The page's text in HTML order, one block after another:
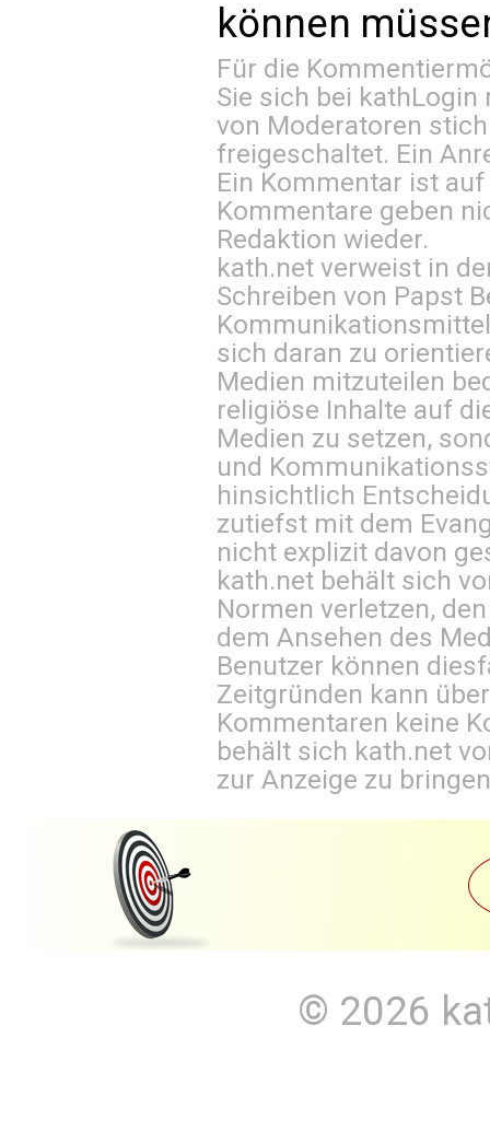
können
Für die
Sie sich bei kathLogin
von Moderatoren
freigeschaltet. Ein
Ein Kommentar ist
Kommentare geben
Redaktion wieder.
kath.net verweist in
Schreiben von Papst
sich daran zu
Medien mitzuteilen
religiöse Inhalte auf
Medien zu setzen,
und
hinsichtlich
zutiefst mit dem
nicht explizit davon
kath.net behält sich
Normen verletzen,
dem Ansehen des
Benutzer können
Zeitgründen kann
Kommentaren keine
behält sich kath.net
zur Anzeige zu
© 2026